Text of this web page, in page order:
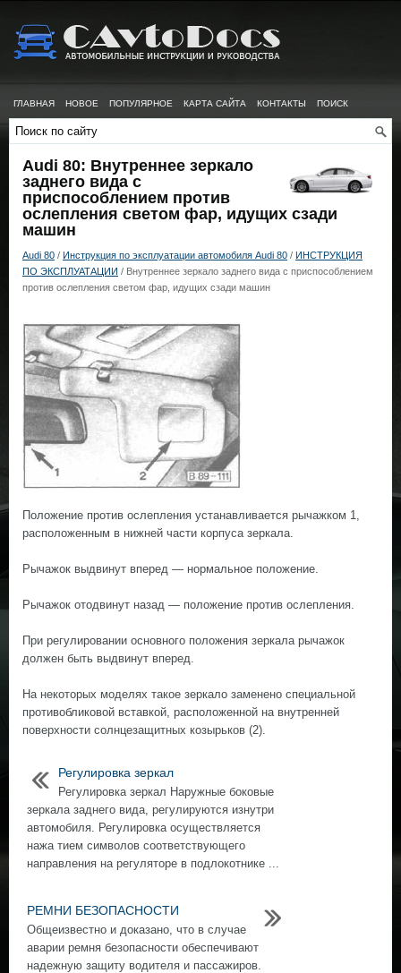
ГЛАВНАЯ НОВОЕ ПОПУЛЯРНОЕ КАРТА САЙТА КОНТАКТЫ ПОИСК
Audi 80: Внутреннее зеркало
заднего вида с
приспособлением против
ослепления светом фар, идущих сзади
машин
Audi 80 / Инструкция по эксплуатации автомобиля Audi 80 / ИНСТРУКЦИЯ
ПО ЭКСПЛУАТАЦИИ / Внутреннее зеркало заднего вида с приспособлением
против ослепления светом фар, идущих сзади машин
Положение против ослепления устанавливается рычажком 1,
расположенным в нижней части корпуса зеркала.
Рычажок выдвинут вперед — нормальное положение.
Рычажок отодвинут назад — положение против ослепления.
При регулировании основного положения зеркала рычажок
должен быть выдвинут вперед.
На некоторых моделях такое зеркало заменено специальной
противобликовой вставкой, расположенной на внутренней
поверхности солнцезащитных козырьков (2).
Регулировка зеркал
Регулировка зеркал Наружные боковые
зеркала заднего вида, регулируются изнутри
автомобиля. Регулировка осуществляется
нажа тием символов соответствующего
направления на регуляторе в подлокотнике ...
РЕМНИ БЕЗОПАСНОСТИ
Общеизвестно и доказано, что в случае
аварии ремня безопасности обеспечивают
надежную защиту водителя и пассажиров.